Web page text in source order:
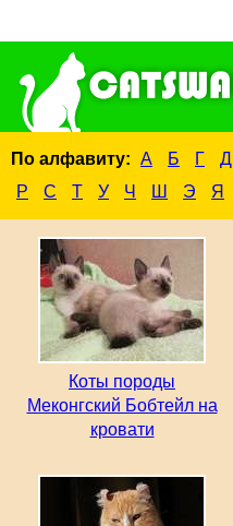
По алфавиту: А Б Г Д
Р
С Т У Ч Ш Э Я
Коты породы
Меконгский Бобтейл на
кровати